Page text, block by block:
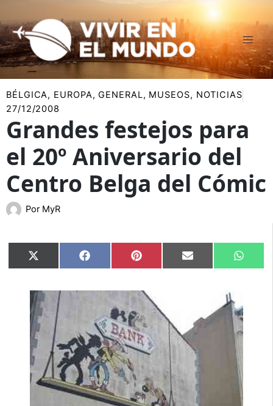
al
contenido
BÉLGICA, EUROPA,GENERAL, MUSEOS, NOTICIAS
27/12/2008
Grandes festejos para
el 20º Aniversario del
Centro Belga del Cómic
Por MyR
Compartir
en
X
(Twitter)
Compartir
en
Facebook Compartir
en
Pinterest Compartir
en
Email
en